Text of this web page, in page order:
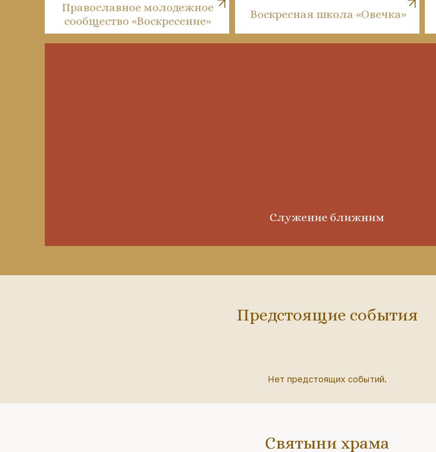
Служение ближним
Воскресная школа «Овечка»
Православное молодежное
сообщество «Воскресение»
Предстоящие события
Нет предстоящих событий.
Святыни храма